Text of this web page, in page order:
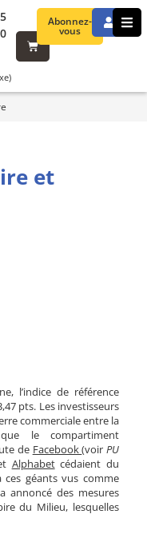
Abonnez-
vous
et
l’indice de référence
pts. Les investisseurs
commerciale entre la
le compartiment
de Facebook(voirPU
Alphabetcédaient du
ces géants vus comme
annoncé des mesures
du Milieu, lesquelles